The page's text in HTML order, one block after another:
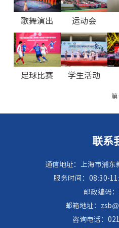
歌舞演出 运动会
足球比赛 学生活动
联系
通信地址：上海市浦
服务时间：08:30-
邮政编码
邮箱地址：
咨询电话：